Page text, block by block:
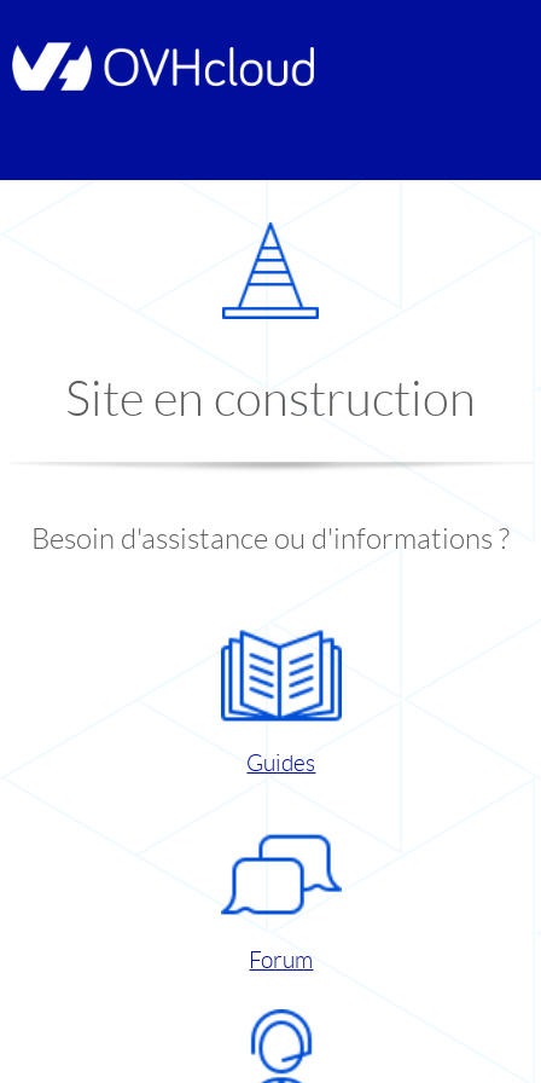
Site en construction
Besoin d'assistance ou d'informations ?
Guides
Forum